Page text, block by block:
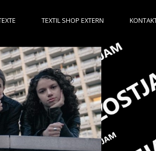
TEXTIL SHOP EXTERN